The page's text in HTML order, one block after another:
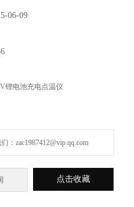
06-09
锂电池充电点温仪
：zac1987412@vip.qq.com
点击收藏